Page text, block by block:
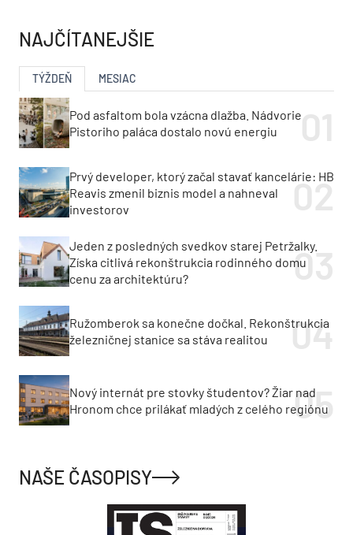
NAJČÍTANEJŠIE
TÝŽDEŇ MESIAC
Pod asfaltom bola vzácna dlažba. Nádvorie
Pistoriho paláca dostalo novú energiu
Prvý developer, ktorý začal stavať kancelárie: HB
Reavis zmenil biznis model a nahneval
investorov
Jeden z posledných svedkov starej Petržalky.
Získa citlivá rekonštrukcia rodinného domu
cenu za architektúru?
Ružomberok sa konečne dočkal. Rekonštrukcia
železničnej stanice sa stáva realitou
Nový internát pre stovky študentov? Žiar nad
Hronom chce prilákať mladých z celého regiónu
NAŠE ČASOPISY